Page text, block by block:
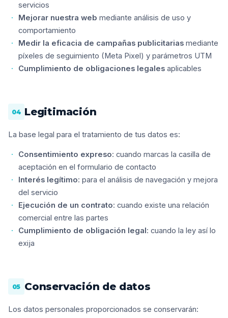
servicios
Mejorar nuestra web mediante análisis de uso y
comportamiento
Medir la eficacia de campañas publicitarias mediante
píxeles de seguimiento (Meta Pixel) y parámetros UTM
Cumplimiento de obligaciones legales aplicables
04 Legitimación
La base legal para el tratamiento de tus datos es:
Consentimiento expreso: cuando marcas la casilla de
aceptación en el formulario de contacto
Interés legítimo: para el análisis de navegación y mejora
del servicio
Ejecución de un contrato: cuando existe una relación
comercial entre las partes
Cumplimiento de obligación legal: cuando la ley así lo
exija
05 Conservación de datos
Los datos personales proporcionados se conservarán: